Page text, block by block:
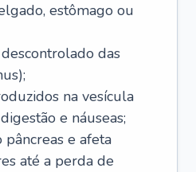
estômago ou
das
na vesícula
e náuseas;
e afeta
até a perda de